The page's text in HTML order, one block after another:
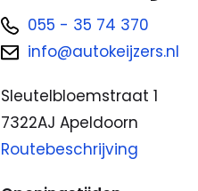
055 - 35 74 370
info@autokeijzers.nl
Sleutelbloemstraat 1
7322AJ Apeldoorn
Routebeschrijving